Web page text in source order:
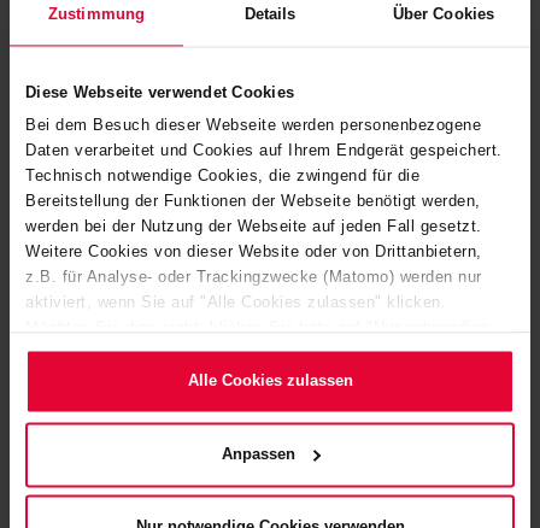
Zustimmung Details Über Cookies
Diese Webseite verwendet Cookies
Bei dem Besuch dieser Webseite werden personenbezogene
Daten verarbeitet und Cookies auf Ihrem Endgerät gespeichert.
Technisch notwendige Cookies, die zwingend für die
Bereitstellung der Funktionen der Webseite benötigt werden,
werden bei der Nutzung der Webseite auf jeden Fall gesetzt.
Weitere Cookies von dieser Website oder von Drittanbietern,
z.B. für Analyse- oder Trackingzwecke (Matomo) werden nur
aktiviert, wenn Sie auf "Alle Cookies zulassen" klicken.
Cookies verwenden". Mehr dazu (einschließlich der Möglichkeit,
die Einwilligungserklärung zu ändern oder zu widerrufen)
Website) bzw. derDatenschutzerklärung.
Alle Cookies zulassen
Anpassen
ENTDECKEN SIE HIER EINE
AUSWAHL UNSERER
SPEZIELL AUF IHREN ANWENDUNGSBEDARF